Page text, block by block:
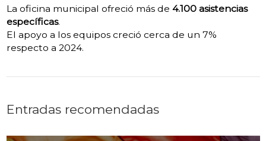
La oficina municipal ofreció más de 4.100 asistencias
específicas.
El apoyo a los equipos creció cerca de un 7%
respecto a 2024.
Entradas recomendadas